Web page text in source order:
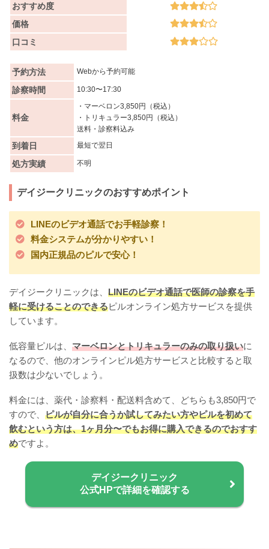
おすすめ度
価格
口コミ
予約方法 Webから予約可能
診察時間 10:30〜17:30
料金
・マーベロン3,850円（税込）
・トリキュラー3,850円（税込）
送料・診察料込み
到着日 最短で翌日
処方実績 不明
デイジークリニックのおすすめポイント
LINEのビデオ通話でお手軽診察！
料金システムが分かりやすい！
国内正規品のピルで安心！
デイジークリニックは、 LINEのビデオ通話で医師の診察を手
軽に受けることのできるピルオンライン処方サービスを提供
しています。
低容量ピルは、 マーベロンとトリキュラーのみの取り扱いに
なるので、他のオンラインピル処方サービスと比較すると取
扱数は少ないでしょう。
料金には、薬代・診察料・配送料含めて、どちらも3,850円で
すので、 ピルが自分に合うか試してみたい方やピルを初めて
飲むという方は、1ヶ月分〜でもお得に購入できるのでおすす
めですよ。
デイジークリニック
公式HPで詳細を確認する